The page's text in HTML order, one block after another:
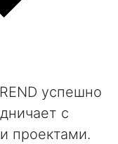
успешно
с
проектами.